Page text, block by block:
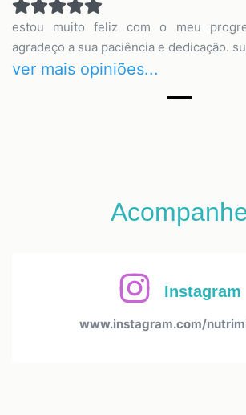
estou muito feliz com o meu
agradeço a sua paciência e dedicação.
ver mais opiniões...
Instagram
www.instagram.com/